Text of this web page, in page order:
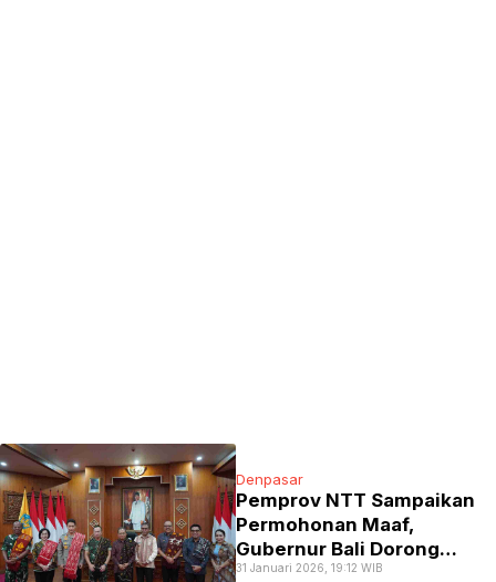
Denpasar
Pemprov NTT Sampaikan
Permohonan Maaf,
Gubernur Bali Dorong
Syarat Administratif Warga
31 Januari 2026, 19:12 WIB